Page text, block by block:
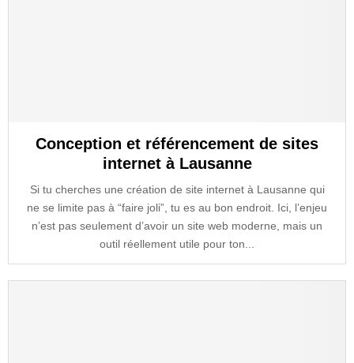
Conception et référencement de sites
internet à Lausanne
Si tu cherches une création de site internet à Lausanne qui
ne se limite pas à “faire joli”, tu es au bon endroit. Ici, l’enjeu
n’est pas seulement d’avoir un site web moderne, mais un
outil réellement utile pour ton...